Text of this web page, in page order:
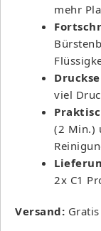
mehr
viel
(2 Min.)
2x C1
Versand: